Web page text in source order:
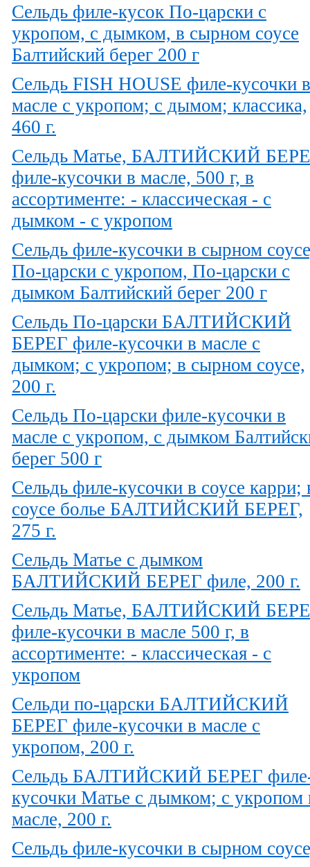
Сельдь филе-кусок По-царски с
укропом, с дымком, в сырном соусе
Балтийский берег 200 г
Сельдь FISH HOUSE филе-кусочки в
масле с укропом; с дымом; классика,
460 г.
Сельдь Матье, БАЛТИЙСКИЙ
филе-кусочки в масле, 500 г, в
ассортименте: - классическая - с
дымком - с укропом
Сельдь филе-кусочки в сырном
По-царски с укропом, По-царски с
дымком Балтийский берег 200 г
Сельдь По-царски БАЛТИЙСКИЙ
БЕРЕГ филе-кусочки в масле с
дымком; с укропом; в сырном соусе,
200 г.
Сельдь По-царски филе-кусочки в
масле с укропом, с дымком
берег 500 г
Сельдь филе-кусочки в соусе карри;
соусе болье БАЛТИЙСКИЙ БЕРЕГ,
275 г.
Сельдь Матье с дымком
БАЛТИЙСКИЙ БЕРЕГ филе, 200 г.
Сельдь Матье, БАЛТИЙСКИЙ
филе-кусочки в масле 500 г, в
ассортименте: - классическая - с
укропом
Сельди по-царски БАЛТИЙСКИЙ
БЕРЕГ филе-кусочки в масле с
укропом, 200 г.
Сельдь БАЛТИЙСКИЙ БЕРЕГ
кусочки Матье с дымком; с укропом
масле, 200 г.
Сельдь филе-кусочки в сырном